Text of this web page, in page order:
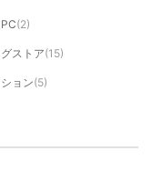
(2)
グストア(15)
ョン(5)